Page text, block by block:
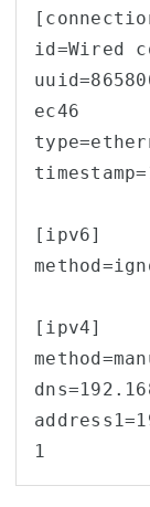
id=Wired
ec46
[ipv6]
[ipv4]
1